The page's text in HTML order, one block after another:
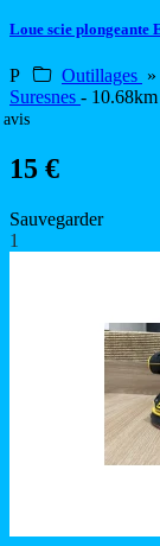
Loue scie plongeante
P Outillages »
Suresnes - 10.68km
avis
15 €
Sauvegarder
1